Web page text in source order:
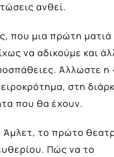
ανθεί.
που μια πρώτη ματιά
να αδικούμε και
Άλλωστε η
στη
που θα έχουν.
Άμλετ, το πρώτο
Πώς να το